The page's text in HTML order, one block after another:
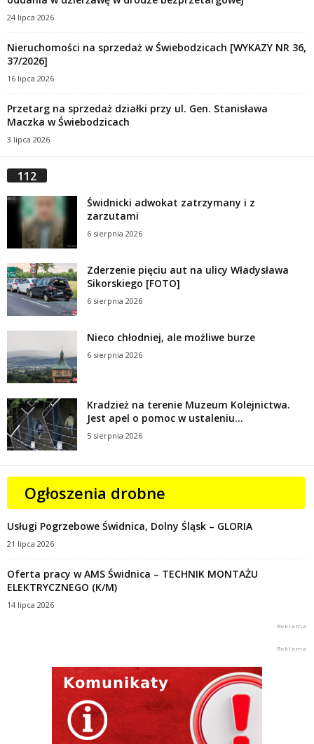
24 lipca 2026
Nieruchomości na sprzedaż w Świebodzicach [WYKAZY NR 36,
37/2026]
16 lipca 2026
Przetarg na sprzedaż działki przy ul. Gen. Stanisława
Maczka w Świebodzicach
3 lipca 2026
112
Świdnicki adwokat zatrzymany i z
zarzutami
6 sierpnia 2026
Zderzenie pięciu aut na ulicy Władysława
Sikorskiego [FOTO]
6 sierpnia 2026
Nieco chłodniej, ale możliwe burze
6 sierpnia 2026
Kradzież na terenie Muzeum Kolejnictwa.
Jest apel o pomoc w ustaleniu...
5 sierpnia 2026
Ogłoszenia drobne
Usługi Pogrzebowe Świdnica, Dolny Śląsk – GLORIA
21 lipca 2026
Oferta pracy w AMS Świdnica – TECHNIK MONTAŻU
ELEKTRYCZNEGO (K/M)
14 lipca 2026